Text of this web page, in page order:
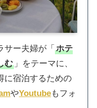
サー夫婦が「ホテ
む 」をテーマに、
に宿泊するための
やYoutubeもフォ